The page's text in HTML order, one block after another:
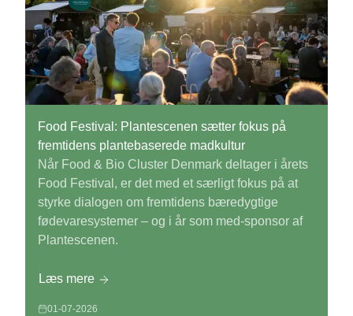
Food Festival: Plantescenen sætter fokus på
fremtidens plantebaserede madkultur
Når Food & Bio Cluster Denmark deltager i årets
Food Festival, er det med et særligt fokus på at
styrke dialogen om fremtidens bæredygtige
fødevaresystemer – og i år som med-sponsor af
Plantescenen.
Læs mere
01-07-2026